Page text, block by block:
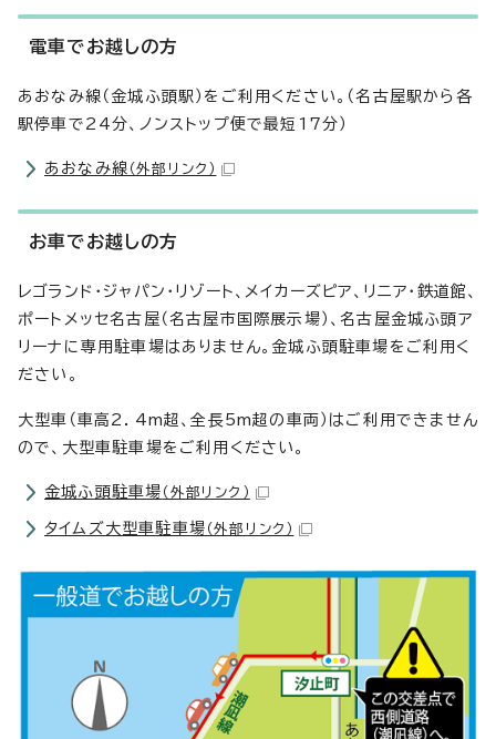
電車でお越しの方
あおなみ線（金城ふ頭駅）をご利用ください。（名古屋駅から各
駅停車で24分、ノンストップ便で最短17分）
あおなみ線 （外部リンク）
お車でお越しの方
レゴランド・ジャパン・リゾート、メイカーズピア、リニア・鉄道館、
ポートメッセ名古屋（名古屋市国際展示場）、名古屋金城ふ頭ア
リーナに専用駐車場はありません。金城ふ頭駐車場をご利用く
ださい。
大型車（車高2．4m超、全長5m超の車両）はご利用できません
ので、大型車駐車場をご利用ください。
金城ふ頭駐車場 （外部リンク）
タイムズ大型車駐車場 （外部リンク）